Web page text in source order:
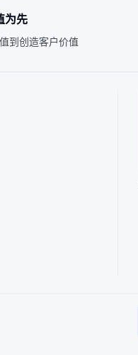
为先
到创造客户价值